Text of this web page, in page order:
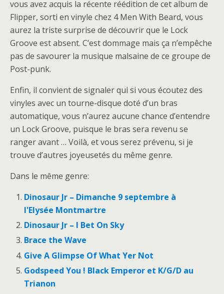
vous avez acquis la récente réédition de cet album de
Flipper, sorti en vinyle chez 4 Men With Beard, vous
aurez la triste surprise de découvrir que le Lock
Groove est absent. C’est dommage mais ça n’empêche
pas de savourer la musique malsaine de ce groupe de
Post-punk.
Enfin, il convient de signaler qui si vous écoutez des
vinyles avec un tourne-disque doté d’un bras
automatique, vous n’aurez aucune chance d’entendre
un Lock Groove, puisque le bras sera revenu se
ranger avant … Voilà, et vous serez prévenu, si je
trouve d’autres joyeusetés du même genre.
Dans le même genre:
Dinosaur Jr – Dimanche 9 septembre à
l'Elysée Montmartre
Dinosaur Jr – I Bet On Sky
Brace the Wave
Give A Glimpse Of What Yer Not
Godspeed You ! Black Emperor et K/G/D au
Trianon